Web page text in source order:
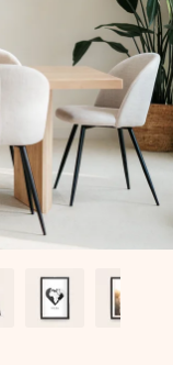
étapes – avec
qui touche le cœur.
le moment idéal.